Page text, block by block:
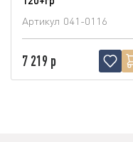
Артикул 041-0116
7 219 р